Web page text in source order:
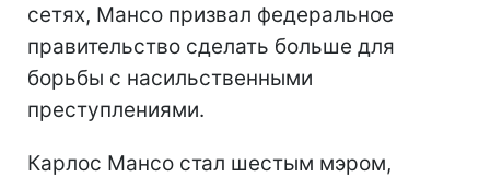
сетях, Мансо призвал федеральное
правительство сделать больше для
борьбы с насильственными
преступлениями.
Карлос Мансо стал шестым мэром,